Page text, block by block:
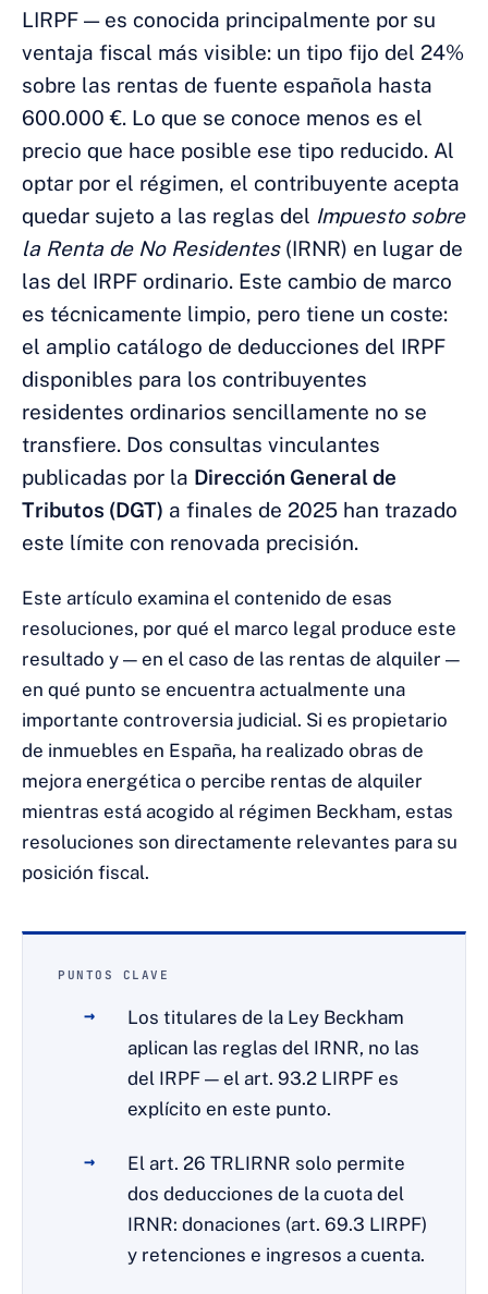
LIRPF — es conocida principalmente por su
ventaja fiscal más visible: un tipo fijo del 24%
sobre las rentas de fuente española hasta
600.000 €. Lo que se conoce menos es el
precio que hace posible ese tipo reducido. Al
optar por el régimen, el contribuyente acepta
quedar sujeto a las reglas del Impuesto sobre
la Renta de No Residentes(IRNR) en lugar de
las del IRPF ordinario. Este cambio de marco
es técnicamente limpio, pero tiene un coste:
el amplio catálogo de deducciones del IRPF
disponibles para los contribuyentes
residentes ordinarios sencillamente no se
transfiere. Dos consultas vinculantes
publicadas por la Dirección General de
Tributos (DGT) a finales de 2025 han trazado
este límite con renovada precisión.
Este artículo examina el contenido de esas
resoluciones, por qué el marco legal produce este
resultado y — en el caso de las rentas de alquiler —
en qué punto se encuentra actualmente una
importante controversia judicial. Si es propietario
de inmuebles en España, ha realizado obras de
mejora energética o percibe rentas de alquiler
mientras está acogido al régimen Beckham, estas
resoluciones son directamente relevantes para su
posición fiscal.
PUNTOS CLAVE
Los titulares de la Ley Beckham
aplican las reglas del IRNR, no las
del IRPF — el art. 93.2 LIRPF es
explícito en este punto.
El art. 26 TRLIRNR solo permite
dos deducciones de la cuota del
IRNR: donaciones (art. 69.3 LIRPF)
y retenciones e ingresos a cuenta.